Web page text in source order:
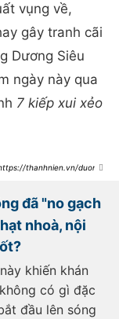
vụng về,
gây tranh cãi
Dương Siêu
ngày này qua
7 kiếp xui xẻo
thanhnien.vn/duong-
đã "no gạch
nhoà, nội
khiến khán
có gì đặc
đầu lên sóng